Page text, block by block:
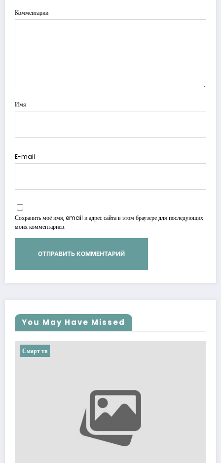
Комментарии
Имя
E-mail
Сохранить моё имя, email и адрес сайта в этом браузере для последующих
моих комментариев.
You May Have Missed
Смарт тв